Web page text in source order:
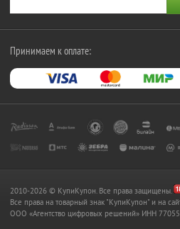
Принимаем к оплате:
2010-2026 © КупиКупон. Все права защищены.
Все права на товарный знак "КупиКупон" и на
OOO «Агентство цифровых решений» ИНН